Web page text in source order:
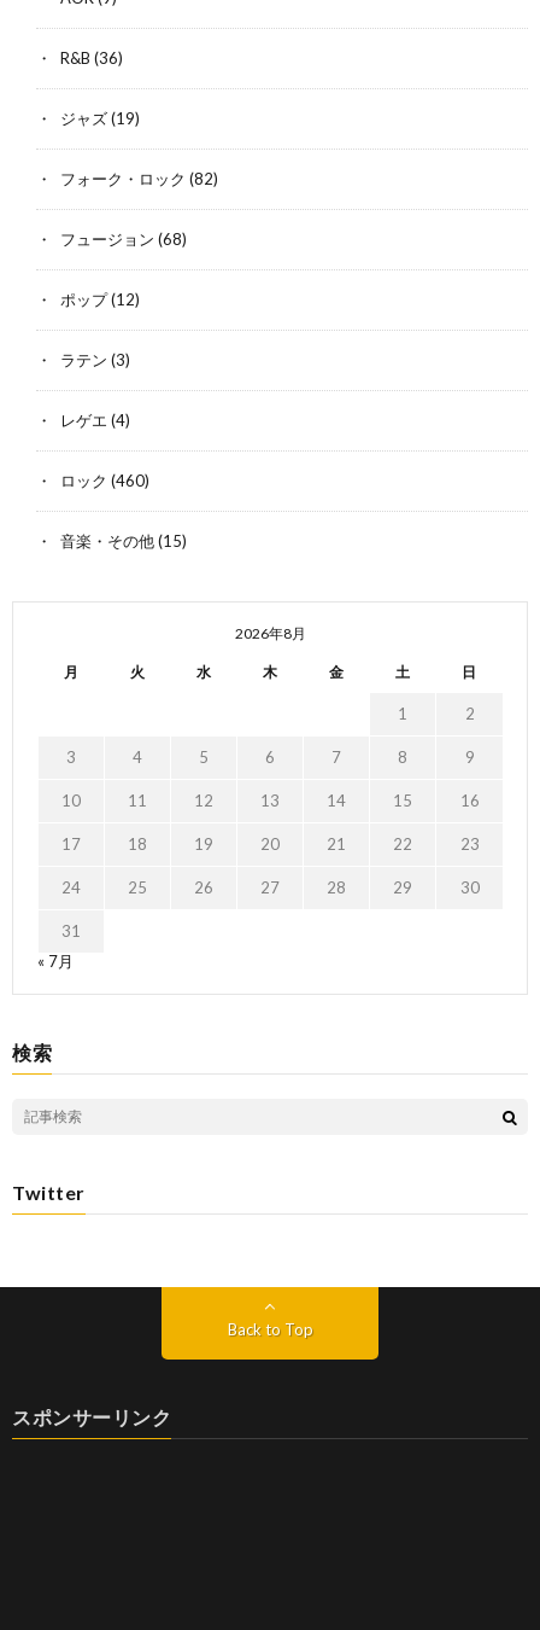
R&B (36)
ジャズ(19)
フォーク・ロック (82)
フュージョン (68)
ポップ(12)
ラテン (3)
レゲエ (4)
ロック (460)
音楽・その他(15)
2026年8月
月 火 水 木 金 土 日
1 2
3 4 5 6 7 8 9
10 11 12 13 14 15 16
17 18 19 20 21 22 23
24 25 26 27 28 29 30
31
« 7月
検索
Twitter
Back to Top
スポンサーリンク